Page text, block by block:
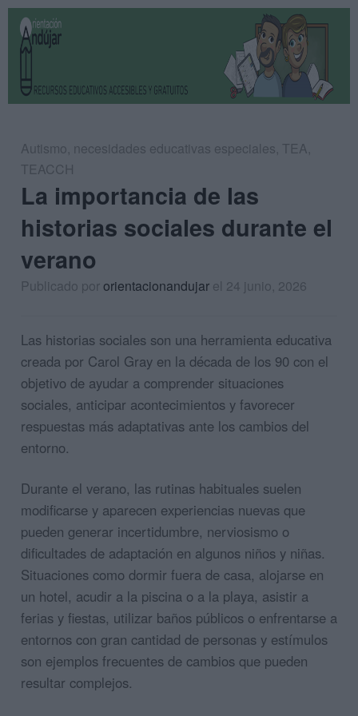
Autismo, necesidades educativas especiales, TEA,
TEACCH
La importancia de las
historias sociales durante el
verano
Publicado pororientacionandujar el 24 junio, 2026
Las historias sociales son una herramienta educativa
creada por Carol Gray en la década de los 90 con el
objetivo de ayudar a comprender situaciones
sociales, anticipar acontecimientos y favorecer
respuestas más adaptativas ante los cambios del
entorno.
Durante el verano, las rutinas habituales suelen
modificarse y aparecen experiencias nuevas que
pueden generar incertidumbre, nerviosismo o
dificultades de adaptación en algunos niños y niñas.
Situaciones como dormir fuera de casa, alojarse en
un hotel, acudir a la piscina o a la playa, asistir a
ferias y fiestas, utilizar baños públicos o enfrentarse a
entornos con gran cantidad de personas y estímulos
son ejemplos frecuentes de cambios que pueden
resultar complejos.